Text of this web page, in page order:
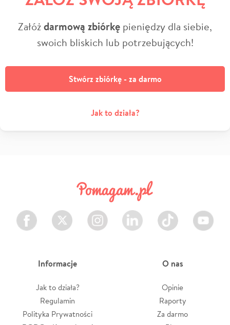
Załóżdarmową zbiórkę pieniędzy dla siebie,
swoich bliskich lub potrzebujących!
Stwórz zbiórkę - za darmo
Jak to działa?
Facebook Twitter Instagram LinkedIn TikTok Youtube
Informacje
Jak to działa?
Regulamin
Polityka Prywatności
O nas
Opinie
Raporty
Za darmo